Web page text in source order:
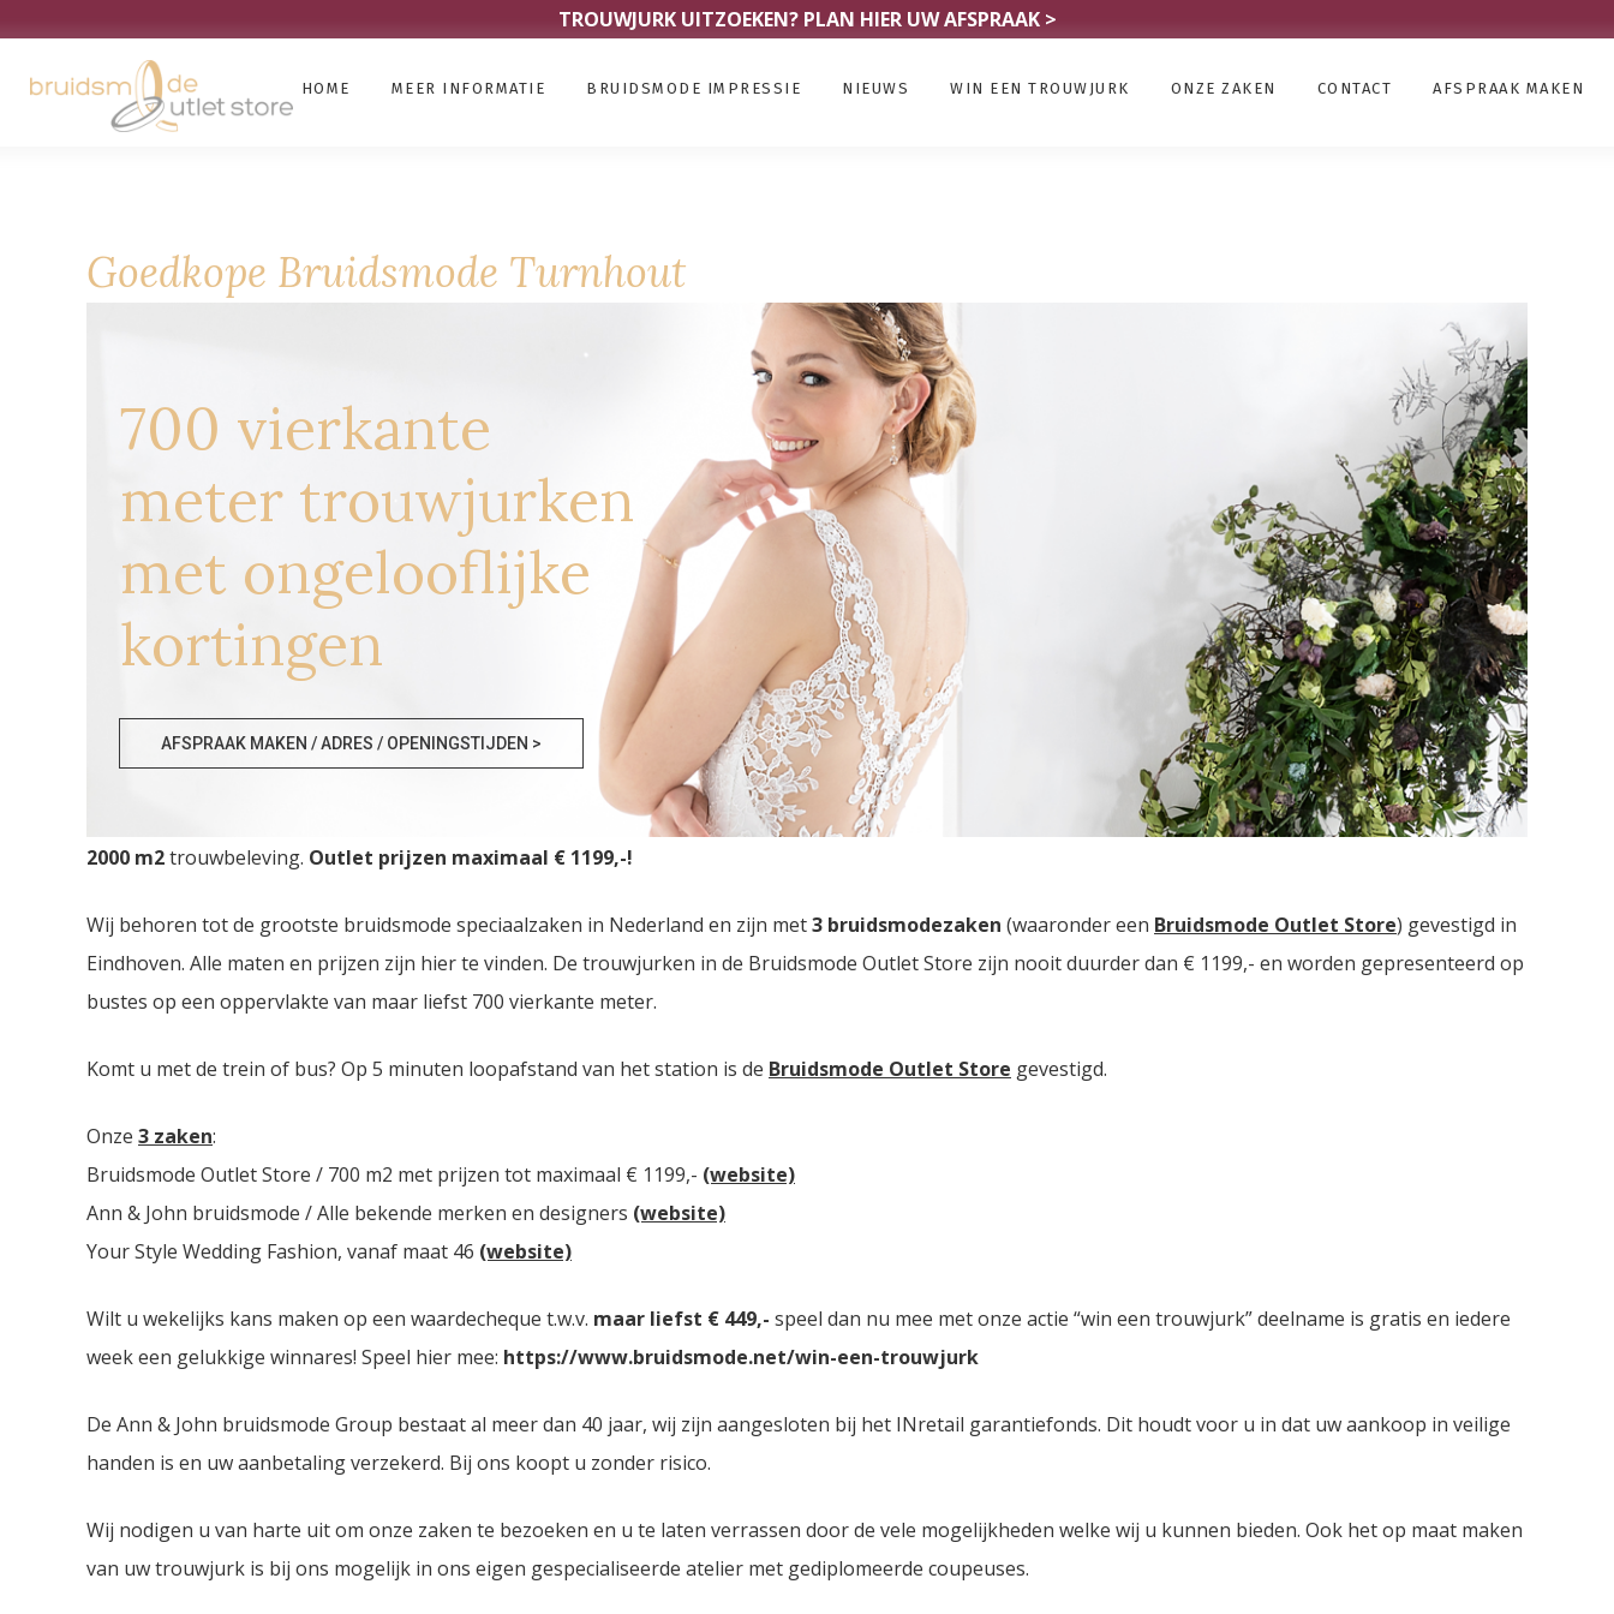
TROUWJURK UITZOEKEN? PLAN HIER UW AFSPRAAK >
HOME MEER INFORMATIE BRUIDSMODE IMPRESSIE NIEUWS WIN EEN TROUWJURK ONZE ZAKEN CONTACT AFSPRAAK MAKEN
Goedkope Bruidsmode Turnhout
700 vierkante
meter trouwjurken
met ongelooflijke
kortingen
AFSPRAAK MAKEN / ADRES / OPENINGSTIJDEN >
Goedkope Bruidsmode Turnhout
grootste Bruidsmode Outlet Storevan Nederland vindt u in Eindhoven. Drie bruidsmodezaken met in totaal meer dan
2000 m2trouwbeleving. Outlet prijzen maximaal € 1199,-!
Wij behoren tot de grootste bruidsmode speciaalzaken in Nederland en zijn met3 bruidsmodezaken (waaronder een Bruidsmode Outlet Store) gevestigd in
Eindhoven. Alle maten en prijzen zijn hier te vinden. De trouwjurken in de Bruidsmode Outlet Store zijn nooit duurder dan € 1199,- en worden gepresenteerd op
bustes op een oppervlakte van maar liefst 700 vierkante meter.
Komt u met de trein of bus? Op 5 minuten loopafstand van het station is de Bruidsmode Outlet Store gevestigd.
Onze 3 zaken:
Bruidsmode Outlet Store / 700 m2 met prijzen tot maximaal € 1199,- (website)
Ann & John bruidsmode / Alle bekende merken en designers (website)
Your Style Wedding Fashion, vanaf maat 46 (website)
Wilt u wekelijks kans maken op een waardecheque t.w.v. maar liefst € 449,- speel dan nu mee met onze actie “win een trouwjurk” deelname is gratis en iedere
week een gelukkige winnares! Speel hier mee: https://www.bruidsmode.net/win-een-trouwjurk
De Ann & John bruidsmode Group bestaat al meer dan 40 jaar, wij zijn aangesloten bij het INretail garantiefonds. Dit houdt voor u in dat uw aankoop in veilige
handen is en uw aanbetaling verzekerd. Bij ons koopt u zonder risico.
Wij nodigen u van harte uit om onze zaken te bezoeken en u te laten verrassen door de vele mogelijkheden welke wij u kunnen bieden. Ook het op maat maken
van uw trouwjurk is bij ons mogelijk in ons eigen gespecialiseerde atelier met gediplomeerde coupeuses.